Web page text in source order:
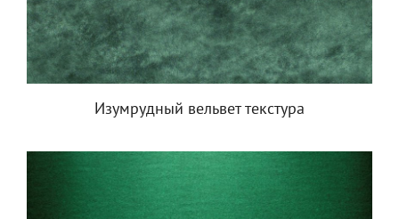
Изумрудный вельвет текстура